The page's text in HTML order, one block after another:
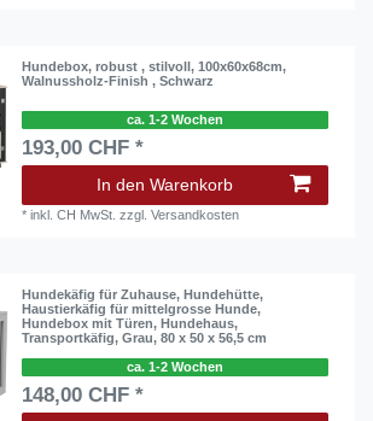
Hundebox, robust , stilvoll, 100x60x68cm,
Walnussholz-Finish , Schwarz
ca. 1-2 Wochen
193,00 CHF *
In den Warenkorb
*inkl. CH MwSt. zzgl.Versandkosten
Hundekäfig für Zuhause, Hundehütte,
Haustierkäfig für mittelgrosse Hunde,
Hundebox mit Türen, Hundehaus,
Transportkäfig, Grau, 80 x 50 x 56,5 cm
ca. 1-2 Wochen
148,00 CHF *